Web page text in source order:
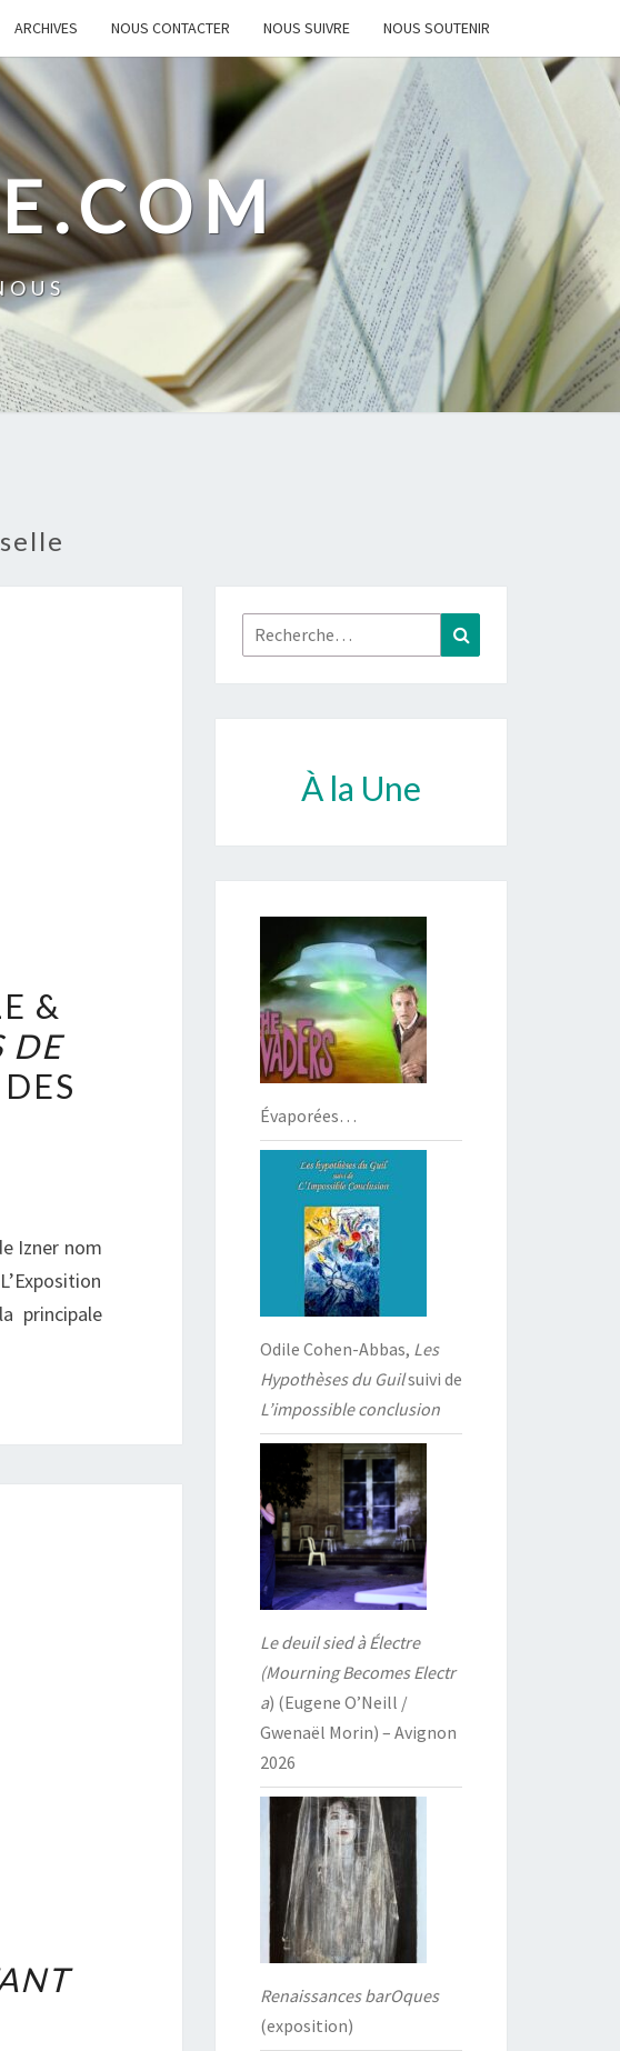
ARCHIVES NOUS CONTACTER NOUS SUIVRE NOUS SOUTENIR
&
DE
Izner nom
principale
Rechercher :
À la Une
Évaporées…
Odile Cohen-Abbas, Les
Hypothèses du Guilsuivi de
L’impossible conclusion
Le deuil sied à Électre
(Mourning Becomes Electr
a) (Eugene O’Neill /
Gwenaël Morin) – Avignon
2026
Renaissances barOques
(exposition)